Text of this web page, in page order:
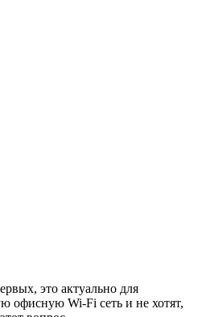
это актуально для
офисную Wi-Fi сеть и не хотят,